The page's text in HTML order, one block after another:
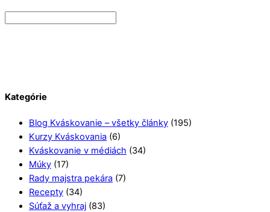
Kategórie
Blog Kváskovanie – všetky články (195)
Kurzy Kváskovania (6)
Kváskovanie v médiách (34)
Múky (17)
Rady majstra pekára (7)
Recepty (34)
Súťaž a vyhraj (83)